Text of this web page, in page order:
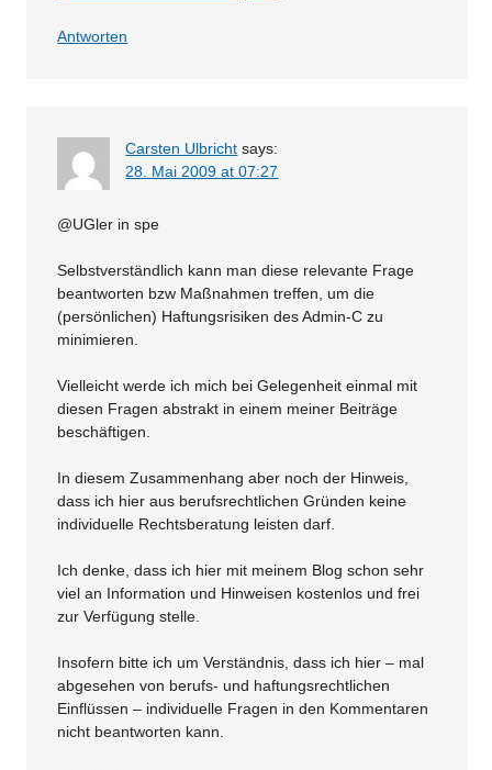
Antworten
Carsten Ulbricht says:
28. Mai 2009 at 07:27
@UGler in spe
Selbstverständlich kann man diese relevante Frage
beantworten bzw Maßnahmen treffen, um die
(persönlichen) Haftungsrisiken des Admin-C zu
minimieren.
Vielleicht werde ich mich bei Gelegenheit einmal mit
diesen Fragen abstrakt in einem meiner Beiträge
beschäftigen.
In diesem Zusammenhang aber noch der Hinweis,
dass ich hier aus berufsrechtlichen Gründen keine
individuelle Rechtsberatung leisten darf.
Ich denke, dass ich hier mit meinem Blog schon sehr
viel an Information und Hinweisen kostenlos und frei
zur Verfügung stelle.
Insofern bitte ich um Verständnis, dass ich hier – mal
abgesehen von berufs- und haftungsrechtlichen
Einflüssen – individuelle Fragen in den Kommentaren
nicht beantworten kann.